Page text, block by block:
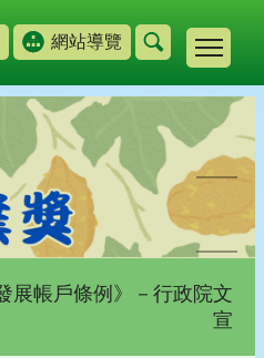
網站導覽
展帳戶條例》－行政院文
宣